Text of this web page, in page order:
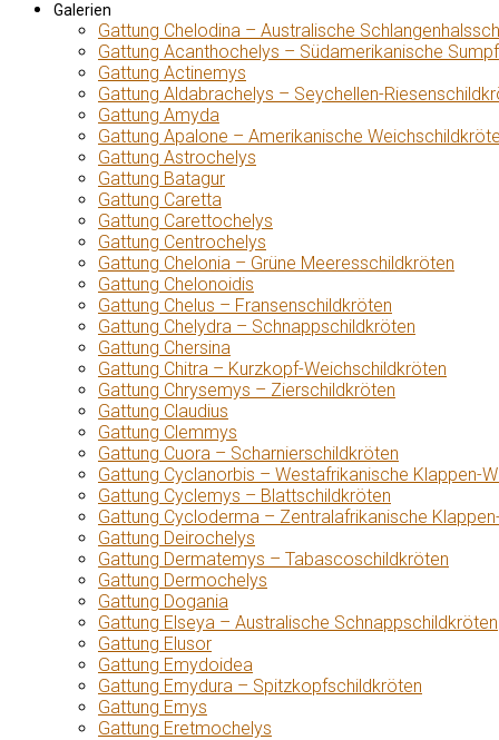
Galerien
Gattung Chelodina – Australische
Gattung Acanthochelys – Südamerikanische
Gattung Actinemys
Gattung Aldabrachelys – Seychellen-
Gattung Amyda
Gattung Apalone – Amerikanische
Gattung Astrochelys
Gattung Batagur
Gattung Caretta
Gattung Carettochelys
Gattung Centrochelys
Gattung Chelonia – Grüne Meeresschildkröten
Gattung Chelonoidis
Gattung Chelus – Fransenschildkröten
Gattung Chelydra – Schnappschildkröten
Gattung Chersina
Gattung Chitra – Kurzkopf-Weichschildkröten
Gattung Chrysemys – Zierschildkröten
Gattung Claudius
Gattung Clemmys
Gattung Cuora – Scharnierschildkröten
Gattung Cyclanorbis – Westafrikanische Klappen-
Gattung Cyclemys – Blattschildkröten
Gattung Cycloderma – Zentralafrikanische
Gattung Deirochelys
Gattung Dermatemys – Tabascoschildkröten
Gattung Dermochelys
Gattung Dogania
Gattung Elseya – Australische Schnappschildkröten
Gattung Elusor
Gattung Emydoidea
Gattung Emydura – Spitzkopfschildkröten
Gattung Emys
Gattung Eretmochelys